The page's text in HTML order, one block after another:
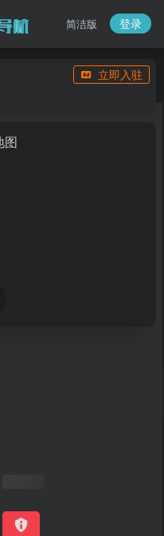
简洁版 登录
立即入驻